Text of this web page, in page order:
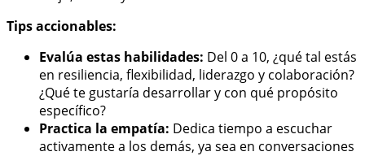
Tips accionables:
Evalúa estas habilidades: Del 0 a 10, ¿qué tal estás
en resiliencia, flexibilidad, liderazgo y colaboración?
¿Qué te gustaría desarrollar y con qué propósito
específico?
Practica la empatía: Dedica tiempo a escuchar
activamente a los demás, ya sea en conversaciones